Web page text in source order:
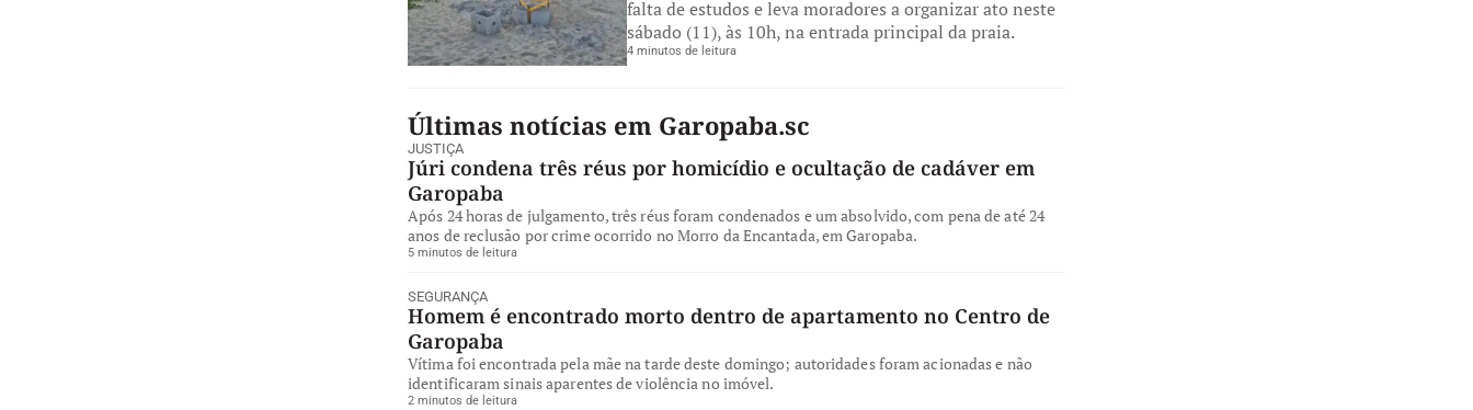
falta de estudos e leva moradores a organizar ato neste
sábado (11), às 10h, na entrada principal da praia.
4 minutos de leitura
Últimas notícias em Garopaba.sc
JUSTIÇA
Júri condena três réus por homicídio e ocultação de cadáver em
Garopaba
Após 24 horas de julgamento, três réus foram condenados e um absolvido, com pena de até 24
anos de reclusão por crime ocorrido no Morro da Encantada, em Garopaba.
5 minutos de leitura
SEGURANÇA
Homem é encontrado morto dentro de apartamento no Centro de
Garopaba
Vítima foi encontrada pela mãe na tarde deste domingo; autoridades foram acionadas e não
identificaram sinais aparentes de violência no imóvel.
2 minutos de leitura